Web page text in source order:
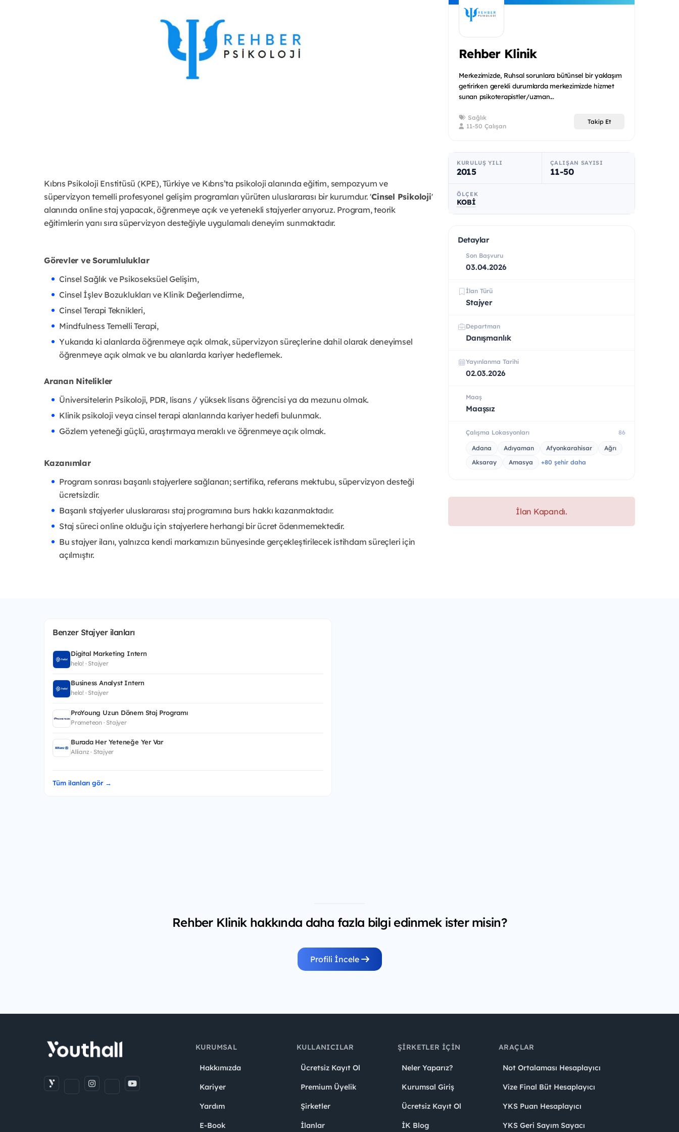
Kıbrıs Psikoloji Enstitüsü (KPE), Türkiye ve Kıbrıs’ta psikoloji alanında eğitim, sempozyum ve
süpervizyon temelli profesyonel gelişim programları yürüten uluslararası bir kurumdur. 'Cinsel Psikoloji'
alanında online staj yapacak, öğrenmeye açık ve yetenekli stajyerler arıyoruz. Program, teorik
eğitimlerin yanı sıra süpervizyon desteğiyle uygulamalı deneyim sunmaktadır.
Görevler ve Sorumluluklar
Cinsel Sağlık ve Psikoseksüel Gelişim,
Cinsel İşlev Bozuklukları ve Klinik Değerlendirme,
Cinsel Terapi Teknikleri,
Mindfulness Temelli Terapi,
Yukarıda ki alanlarda öğrenmeye açık olmak, süpervizyon süreçlerine dahil olarak deneyimsel
öğrenmeye açık olmak ve bu alanlarda kariyer hedeflemek.
Aranan Nitelikler
Üniversitelerin Psikoloji, PDR, lisans / yüksek lisans öğrencisi ya da mezunu olmak.
Klinik psikoloji veya cinsel terapi alanlarında kariyer hedefi bulunmak.
Gözlem yeteneği güçlü, araştırmaya meraklı ve öğrenmeye açık olmak.
Kazanımlar
Program sonrası başarılı stajyerlere sağlanan; sertifika, referans mektubu, süpervizyon desteği
ücretsizdir.
Başarılı stajyerler uluslararası staj programına burs hakkı kazanmaktadır.
Staj süreci online olduğu için stajyerlere herhangi bir ücret ödenmemektedir.
Bu stajyer ilanı, yalnızca kendi markamızın bünyesinde gerçekleştirilecek istihdam süreçleri için
açılmıştır.
Rehber Klinik
Merkezimizde, Ruhsal sorunlara bütünsel bir yaklaşım
getirirken gerekli durumlarda merkezimizde hizmet
sunan psikoterapistler/uzman...
Sağlık
11-50 Çalışan
Takip Et
KURULUŞ YILI
2015
ÇALIŞAN SAYISI
11-50
ÖLÇEK
KOBİ
Detaylar
Son Başvuru
03.04.2026
İlan Türü
Stajyer
Departman
Danışmanlık
Yayınlanma Tarihi
02.03.2026
Maaş
Maaşsız
Çalışma Lokasyonları 86
Adana Adıyaman Afyonkarahisar
Ağrı
Aksaray
Amasya +80 şehir daha
İlan Kapandı.
Benzer Stajyer ilanları
Digital Marketing Intern
helo! · Stajyer
Business Analyst Intern
helo! · Stajyer
ProYoung Uzun Dönem Staj Programı
Prometeon · Stajyer
Burada Her Yeteneğe Yer Var
Allianz · Stajyer
Tüm ilanları gör →
Rehber Klinik hakkında daha fazla bilgi edinmek ister misin?
Profili İncele
KURUMSAL
Hakkımızda
Kariyer
Yardım
E-Book
KULLANICILAR
Ücretsiz Kayıt Ol
Premium Üyelik
Şirketler
İlanlar
ŞIRKETLER İÇIN
Neler Yaparız?
Kurumsal Giriş
Ücretsiz Kayıt Ol
İK Blog
ARAÇLAR
Not Ortalaması Hesaplayıcı
Vize Final Büt Hesaplayıcı
YKS Puan Hesaplayıcı
YKS Geri Sayım Sayacı